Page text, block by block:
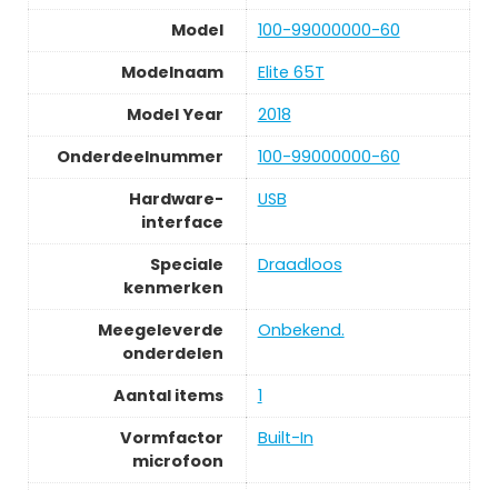
Model
100-99000000-60
Modelnaam
Elite 65T
Model Year
2018
Onderdeelnummer
100-99000000-60
Hardware-
interface
USB
Speciale
kenmerken
Draadloos
Meegeleverde
onderdelen
Onbekend.
Aantal items
1
Vormfactor
microfoon
Built-In